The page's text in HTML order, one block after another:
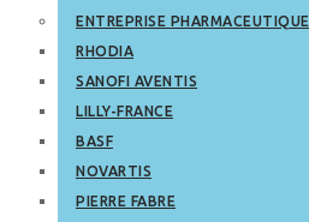
ENTREPRISE PHARMACEUTIQUE
RHODIA
SANOFI AVENTIS
LILLY-FRANCE
BASF
NOVARTIS
PIERRE FABRE